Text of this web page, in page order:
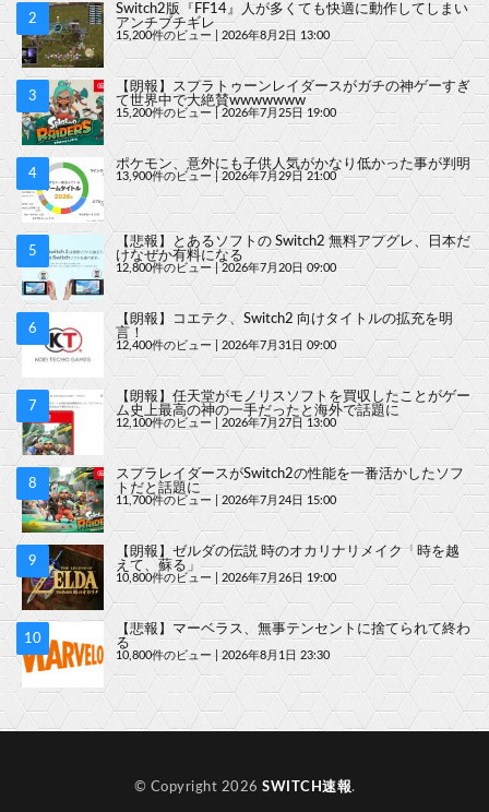
Switch2版『FF14』人が多くても快適に動作してしまい
アンチブチギレ
15,200件のビュー 2026年8月2日 13:00
【朗報】スプラトゥーンレイダースがガチの神ゲーすぎ
て世界中で大絶賛wwwwwww
15,200件のビュー |2026年7月25日 19:00
ポケモン、意外にも子供人気がかなり低かった事が判明
13,900件のビュー|2026年7月29日 21:00
【悲報】とあるソフトの Switch2 無料アプグレ、日本だ
けなぜか有料になる
12,800件のビュー|2026年7月20日 09:00
【朗報】コエテク、Switch2 向けタイトルの拡充を明
言！
12,400件のビュー 2026年7月31日 09:00
【朗報】任天堂がモノリスソフトを買収したことがゲー
ム史上最高の神の一手だったと海外で話題に
12,100件のビュー 2026年7月27日 13:00
スプラレイダースがSwitch2の性能を一番活かしたソフ
トだと話題に
11,700件のビュー 2026年7月24日 15:00
【朗報】ゼルダの伝説 時のオカリナリメイク「時を越
えて、蘇る」
10,800件のビュー 2026年7月26日 19:00
【悲報】マーベラス、無事テンセントに捨てられて終わ
る
10,800件のビュー|2026年8月1日 23:30
© Copyright 2026 SWITCH速報.